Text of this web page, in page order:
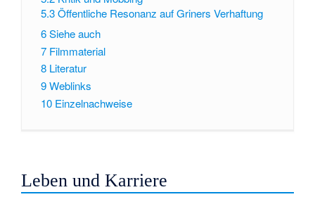
5.3Öffentliche Resonanz auf Griners Verhaftung
6Siehe auch
7 Filmmaterial
8 Literatur
9Weblinks
10 Einzelnachweise
Leben und Karriere